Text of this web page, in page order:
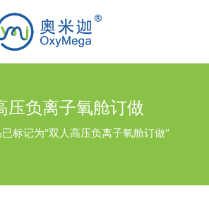
压负离子氧舱订做
标记为“双人高压负离子氧舱订做”